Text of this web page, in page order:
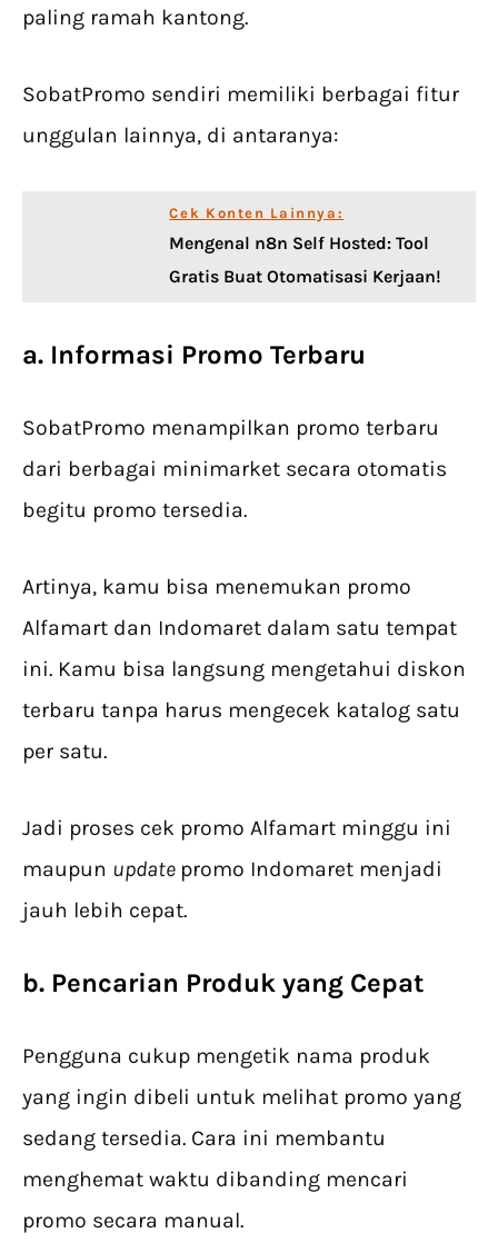
paling ramah kantong.
SobatPromo sendiri memiliki berbagai fitur
unggulan lainnya, di antaranya:
Cek Konten Lainnya:
Mengenal n8n Self Hosted: Tool
Gratis Buat Otomatisasi Kerjaan!
a. Informasi Promo Terbaru
SobatPromo menampilkan promo terbaru
dari berbagai minimarket secara otomatis
begitu promo tersedia.
Artinya, kamu bisa menemukan promo
Alfamart dan Indomaret dalam satu tempat
ini. Kamu bisa langsung mengetahui diskon
terbaru tanpa harus mengecek katalog satu
per satu.
Jadi proses cek promo Alfamart minggu ini
maupun update promo Indomaret menjadi
jauh lebih cepat.
b. Pencarian Produk yang Cepat
Pengguna cukup mengetik nama produk
yang ingin dibeli untuk melihat promo yang
sedang tersedia. Cara ini membantu
menghemat waktu dibanding mencari
promo secara manual.